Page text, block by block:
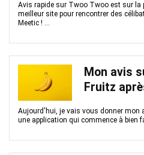
Avis rapide sur Twoo Twoo est sur la
meilleur site pour rencontrer des
Meetic ! ...
Mon avis
Fruitz
Aujourd'hui, je vais vous donner mon
une application qui commence à bien